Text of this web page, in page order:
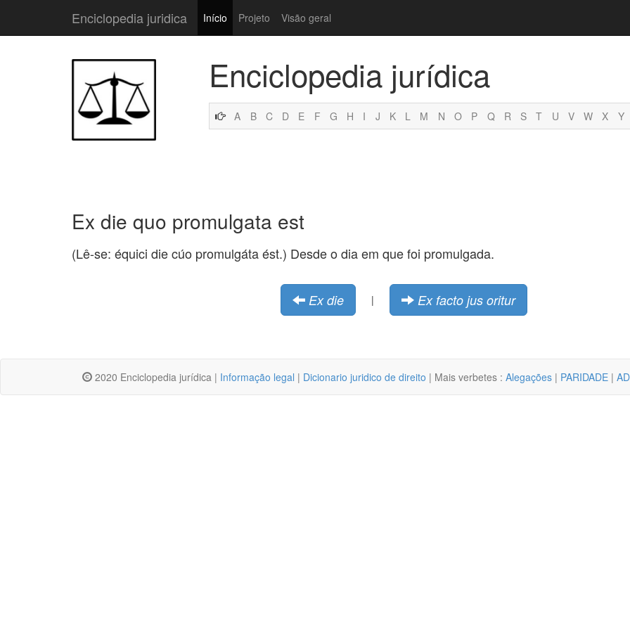
Enciclopedia juridica Início Projeto Visão geral
Enciclopedia jurídica
A B C D E F G H I J K L M N O P Q R S T U V W X Y
Ex die quo promulgata est
(Lê-se: équici die cúo promulgáta ést.) Desde o dia em que foi promulgada.
Ex die | Ex facto jus oritur
2020 Enciclopedia jurídica | Informação legal | Dicionario juridico de direito | Mais verbetes : Alegações | PARIDADE |